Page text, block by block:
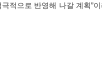
적으로 반영해 나갈 계획”